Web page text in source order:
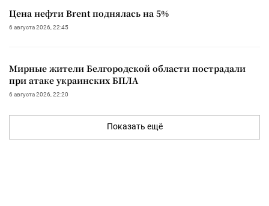
Цена нефти Brent поднялась на 5%
6 августа 2026, 22:45
Мирные жители Белгородской области пострадали
при атаке украинских БПЛА
6 августа 2026, 22:20
Показать ещё